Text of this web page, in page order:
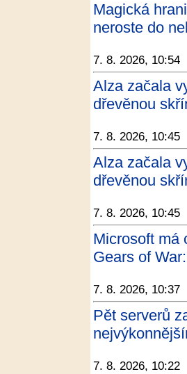
Magická
neroste do
7. 8. 2026, 10:54
Alza začala
dřevěnou
7. 8. 2026, 10:45
Alza začala
dřevěnou
7. 8. 2026, 10:45
Microsoft má
Gears of
7. 8. 2026, 10:37
Pět serverů
7. 8. 2026, 10:22